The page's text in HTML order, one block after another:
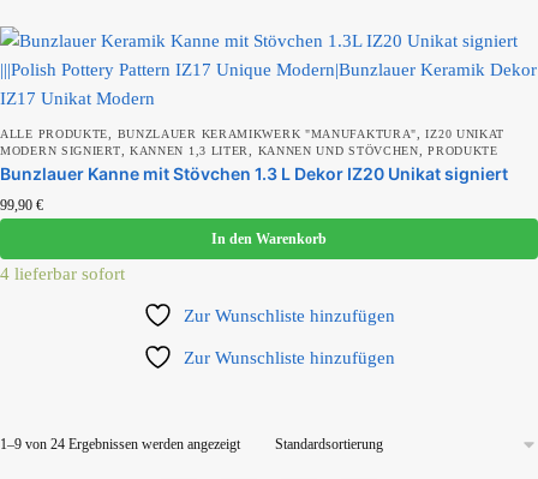
ALLE PRODUKTE BUNZLAUER KERAMIKWERK "MANUFAKTURA" ,IZ20 UNIKAT
MODERN SIGNIERT
KANNEN 1,3 LITER KANNEN UND STÖVCHEN ,PRODUKTE
Bunzlauer Kanne mit Stövchen 1.3 L Dekor IZ20 Unikat signiert
99,90 €
In den Warenkorb
4 lieferbar sofort
Zur Wunschliste hinzufügen
Zur Wunschliste hinzufügen
1–9 von 24 Ergebnissen werden angezeigt